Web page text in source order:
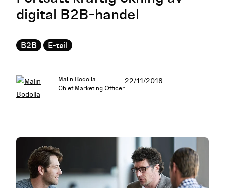
digital B2B-handel
B2B E-tail
Malin Bodolla
Chief Marketing Officer
22/11/2018